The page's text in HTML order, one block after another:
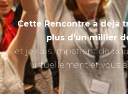
Cette Rencontre a déjà
plus d’un millier
et je suis impatient de
virtuellement et vous